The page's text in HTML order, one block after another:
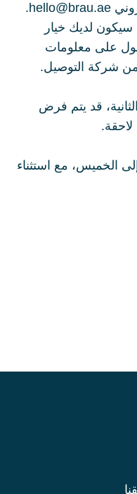
ندعوك للتواصل عبر البريد الإلكتروني hello@brau.ae.
سيكون لديك خيار
على معلومات
من شركة التوصيل.
قد يتم فرض
الخميس، مع استثناء